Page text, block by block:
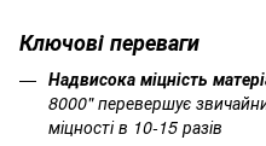
Ключові переваги
Надвисока міцність
8000" перевершує
міцності в 10-15 разів